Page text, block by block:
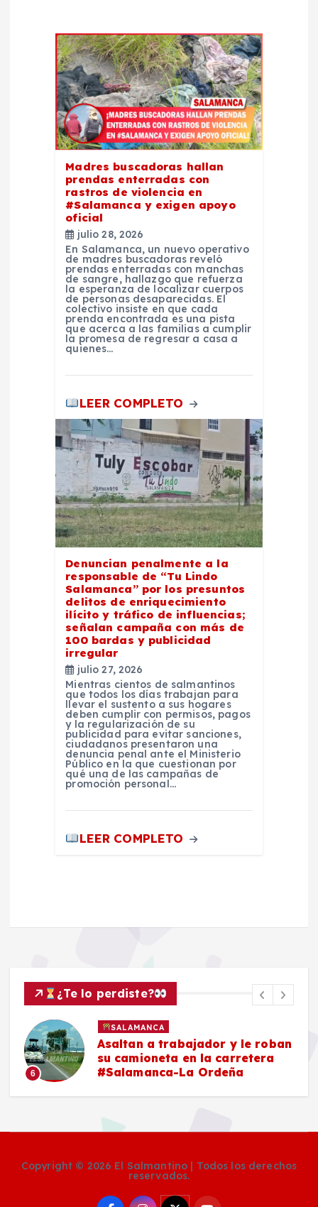
Madres buscadoras hallan
prendas enterradas con
rastros de violencia en
#Salamanca y exigen apoyo
oficial
julio 28, 2026
En Salamanca, un nuevo operativo
de madres buscadoras reveló
prendas enterradas con manchas
de sangre, hallazgo que refuerza
la esperanza de localizar cuerpos
de personas desaparecidas. El
colectivo insiste en que cada
prenda encontrada es una pista
que acerca a las familias a cumplir
la promesa de regresar a casa a
quienes…
LEER COMPLETO
Denuncian penalmente a la
responsable de “Tu Lindo
Salamanca” por los presuntos
delitos de enriquecimiento
ilícito y tráfico de influencias;
señalan campaña con más de
100 bardas y publicidad
irregular
julio 27, 2026
Mientras cientos de salmantinos
que todos los días trabajan para
llevar el sustento a sus hogares
deben cumplir con permisos, pagos
y la regularización de su
publicidad para evitar sanciones,
ciudadanos presentaron una
denuncia penal ante el Ministerio
Público en la que cuestionan por
qué una de las campañas de
promoción personal…
LEER COMPLETO
¿Te lo perdiste?
6
SALAMANCA
Asaltan a trabajador y le roban
su camioneta en la carretera
#Salamanca-La Ordeña
Copyright © 2026 El Salmantino | Todos los derechos
reservados.